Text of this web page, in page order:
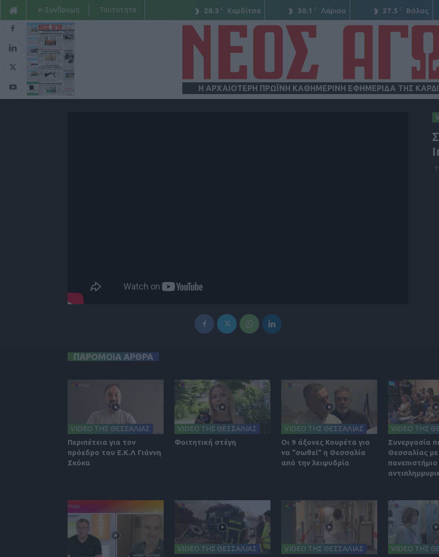
28.3 C Καρδίτσα 30.1 C Λάρισα 27.5 C Βόλος
e-Συνδρομή Ταυτότητα
Η ΑΡΧΑΙΟΤΕΡΗ ΠΡΩΪΝΗ ΚΑΘΗΜΕΡΙΝΗ ΕΦΗΜΕΡΙΔΑ ΤΗΣ
ΠΑΡΟΜΟΙΑ ΑΡΘΡΑ
VIDEO ΤΗΣ ΘΕΣΣΑΛΙΑΣ
Περιπέτεια για τον
πρόεδρο του Ε.Κ.Λ Γιάννη
Σκόκα
VIDEO ΤΗΣ ΘΕΣΣΑΛΙΑΣ
Φοιτητική στέγη
VIDEO ΤΗΣ ΘΕΣΣΑΛΙΑΣ
Οι 9 άξονες Κουρέτα για
να "σωθεί" η Θεσσαλία
από την λειψυδρία
VIDEO ΤΗΣ
Συνεργασία
Θεσσαλίας
VIDEO ΤΗΣ ΘΕΣΣΑΛΙΑΣ
VIDEO ΤΗΣ ΘΕΣΣΑΛΙΑΣ
VIDEO ΤΗΣ